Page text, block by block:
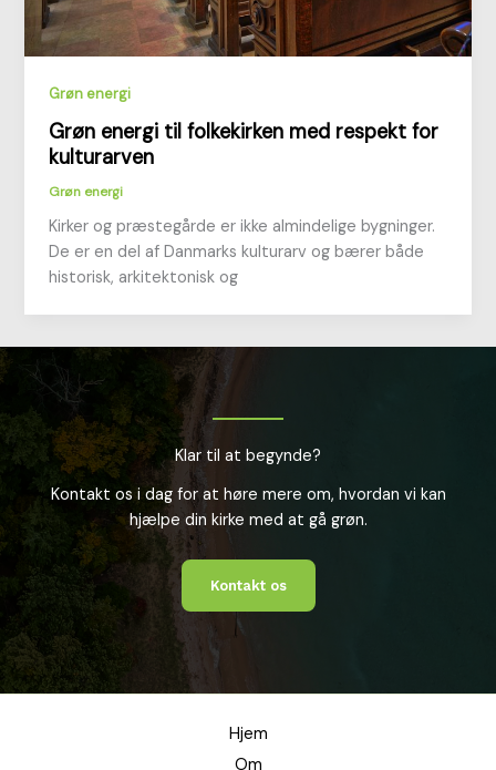
Grøn energi
Grøn energi til folkekirken med respekt for
kulturarven
Grøn energi
Kirker og præstegårde er ikke almindelige bygninger.
De er en del af Danmarks kulturarv og bærer både
historisk, arkitektonisk og
Klar til at begynde?
Kontakt os i dag for at høre mere om, hvordan vi kan
hjælpe din kirke med at gå grøn.
Kontakt os
Hjem
Om